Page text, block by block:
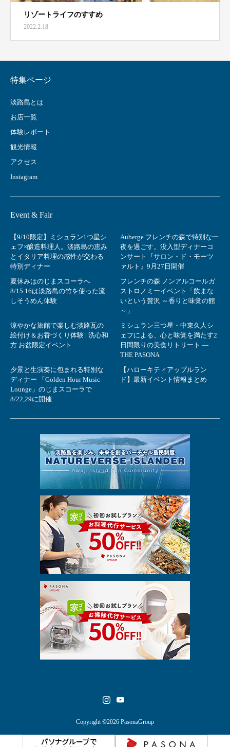
リゾートライフのすすめ
2022.2.18
特集ページ
淡路島とは
お店一覧
体験レポート
観光情報
アクセス
Instagram
Event & Fair
【9/10限定】ミシュラン1つ星シ
ェフ×醸造料理人。淡路島の恵み
とイタリア料理の感性が交わる
特別ディナー
Auberge フレンチの森で特別な一
夜を過ごす。没入型ディナーコ
ンサート『サロン・ド・モーツ
ァルト』9月27日開催
夏休みはのじまスコーラへ
8/15.16は淡路島の竹を使った流
しそうめん体験
フレンチの森 ノンアルコールガ
ストロノミーイベント「飲まな
いという贅沢 ～香りと味覚の館
～」
涼やかな旅館で楽しむ淡路瓦の
絵付け＆お香づくり体験 | 洗心和
方 お盆限定イベント
ミシュラン三つ星・中東久人シ
ェフによる、心と味覚を満たす2
日間限りの美食リトリート ―
THE PASONA
夕景と生演奏に包まれる特別な
ディナー 「Golden Hour Music
Lounge」のじまスコーラで
8/22,29に開催
【ハローキティアップルラン
ド】最新イベント情報まとめ
Copyright ©2026 PasonaGroup